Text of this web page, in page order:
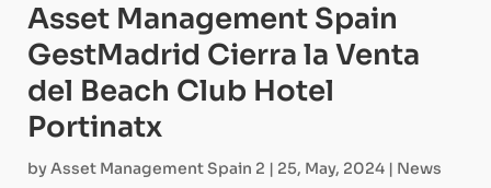
Asset Management Spain
GestMadrid Cierra la Venta
del Beach Club Hotel
Portinatx
byAsset Management Spain 2 | 25, May, 2024 | News